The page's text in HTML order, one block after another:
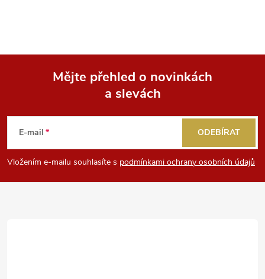
u
p
Mějte přehled o novinkách
a slevách
E-mail
Vložením e-mailu souhlasíte s podmínkami ochrany osobních údajů
ODEBÍRAT